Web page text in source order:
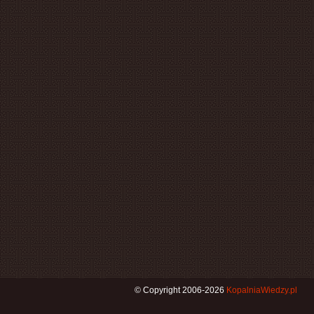
© Copyright 2006-2026 KopalniaWiedzy.pl